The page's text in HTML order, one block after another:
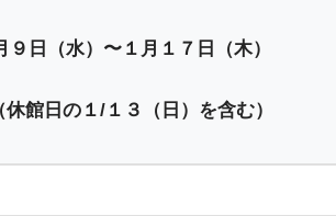
日（水）〜１月１７日（木）
館日の１/１３（日）を含む）